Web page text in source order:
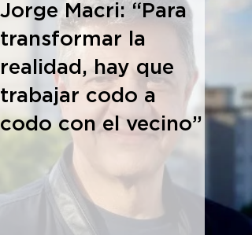
Jorge Macri: “Para
transformar la
realidad, hay que
trabajar codo a
codo con el vecino”